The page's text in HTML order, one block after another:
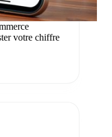
votre chiffre